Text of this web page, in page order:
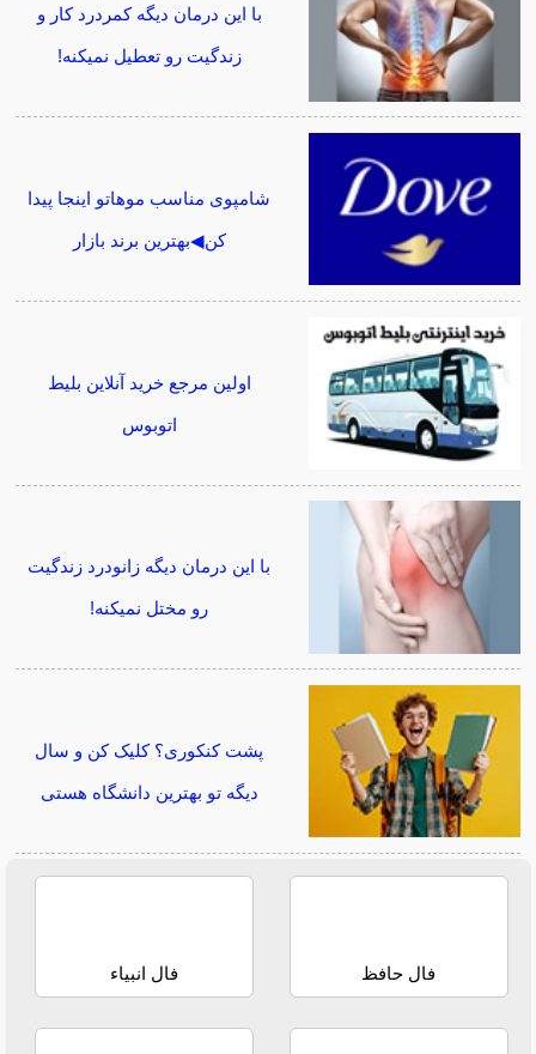
با این درمان دیگه کمردرد کار و
زندگیت رو تعطیل نمیکنه!
شامپوی مناسب موهاتو اینجا پیدا
کن◀بهترین برند بازار
اولین مرجع خرید آنلاین بلیط
اتوبوس
با این درمان دیگه زانودرد زندگیت
رو مختل نمیکنه!
پشت کنکوری؟ کلیک کن و سال
دیگه تو بهترین دانشگاه هستی
فال حافظ فال انبیاء